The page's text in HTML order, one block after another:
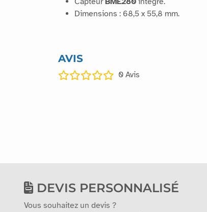
Dimensions : 68,5 x 55,8 mm.
AVIS
0 Avis
DEVIS PERSONNALISÉ
Vous souhaitez un devis ?